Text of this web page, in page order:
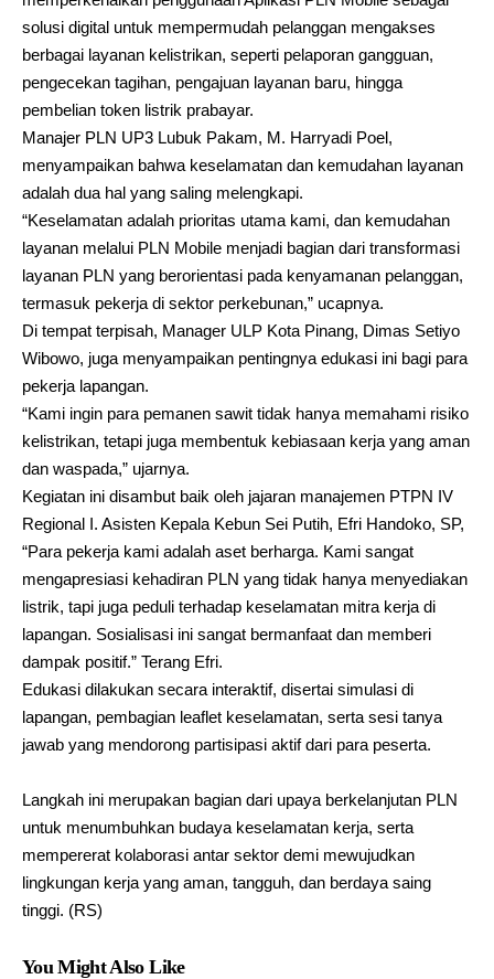
solusi digital untuk mempermudah pelanggan mengakses
berbagai layanan kelistrikan, seperti pelaporan gangguan,
pengecekan tagihan, pengajuan layanan baru, hingga
pembelian token listrik prabayar.
Manajer PLN UP3 Lubuk Pakam, M. Harryadi Poel,
menyampaikan bahwa keselamatan dan kemudahan layanan
adalah dua hal yang saling melengkapi.
“Keselamatan adalah prioritas utama kami, dan kemudahan
layanan melalui PLN Mobile menjadi bagian dari transformasi
layanan PLN yang berorientasi pada kenyamanan pelanggan,
termasuk pekerja di sektor perkebunan,” ucapnya.
Di tempat terpisah, Manager ULP Kota Pinang, Dimas Setiyo
Wibowo, juga menyampaikan pentingnya edukasi ini bagi para
pekerja lapangan.
“Kami ingin para pemanen sawit tidak hanya memahami risiko
kelistrikan, tetapi juga membentuk kebiasaan kerja yang aman
dan waspada,” ujarnya.
Kegiatan ini disambut baik oleh jajaran manajemen PTPN IV
Regional I. Asisten Kepala Kebun Sei Putih, Efri Handoko, SP,
“Para pekerja kami adalah aset berharga. Kami sangat
mengapresiasi kehadiran PLN yang tidak hanya menyediakan
listrik, tapi juga peduli terhadap keselamatan mitra kerja di
lapangan. Sosialisasi ini sangat bermanfaat dan memberi
dampak positif.” Terang Efri.
Edukasi dilakukan secara interaktif, disertai simulasi di
lapangan, pembagian leaflet keselamatan, serta sesi tanya
jawab yang mendorong partisipasi aktif dari para peserta.
Langkah ini merupakan bagian dari upaya berkelanjutan PLN
untuk menumbuhkan budaya keselamatan kerja, serta
mempererat kolaborasi antar sektor demi mewujudkan
lingkungan kerja yang aman, tangguh, dan berdaya saing
tinggi. (RS)
You Might Also Like